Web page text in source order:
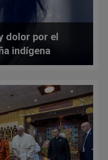
dolor por el
indígena